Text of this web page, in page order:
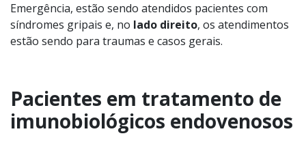
Emergência, estão sendo atendidos pacientes com
síndromes gripais e, no lado direito, os atendimentos
estão sendo para traumas e casos gerais.
Pacientes em tratamento de
imunobiológicos endovenosos